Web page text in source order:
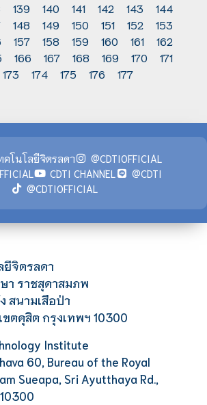
139 140 141 142 143
144
148 149 150 151 152
153
157 158 159 160 161
162
166 167 168 169 170
171
173 174 175 176 177
คโนโลยีจิตรลดา
@CDTIOFFICIAL
CDTI CHANNEL
@CDTI
@CDTIOFFICIAL
ยีจิตรลดา
า ราชสุดาสมภพ
สนามเสือป่า
ตดุสิต กรุงเทพฯ 10300
Institute
60, Bureau of the Royal
Sueapa, Sri Ayutthaya Rd.,